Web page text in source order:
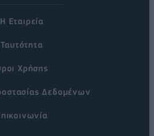
Η Εταιρεία
Ταυτότητα
Χρήσης
Δεδομένων